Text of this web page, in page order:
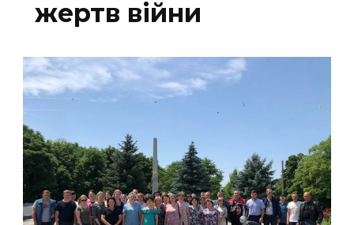
жертв війни